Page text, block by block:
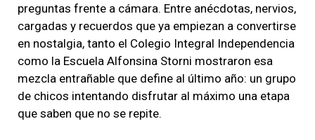
preguntas frente a cámara. Entre anécdotas, nervios,
cargadas y recuerdos que ya empiezan a convertirse
en nostalgia, tanto el Colegio Integral Independencia
como la Escuela Alfonsina Storni mostraron esa
mezcla entrañable que define al último año: un grupo
de chicos intentando disfrutar al máximo una etapa
que saben que no se repite.